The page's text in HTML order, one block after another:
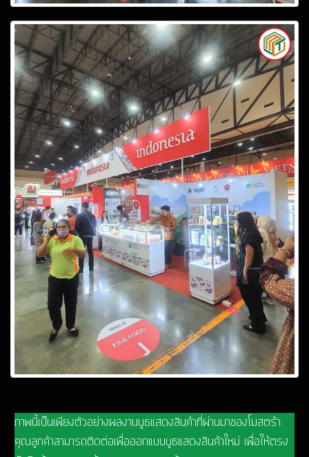
ภาพนี้เป็นเพียงตัวอย่างผลงานบูธแสดงสินค้าที่ผ่านมาของโมสตร้า
คุณลูกค้าสามารถติดต่อเพื่อออกแบบบูธแสดงสินค้าใหม่ เพื่อให้ตรง